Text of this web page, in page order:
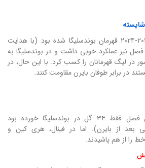
اشتوتگارت که در فصل ۲۰۲۵-۲۰۲۴ قهرمان بوندسلیگا شده بود (با هدایت
نیز عملکرد خوبی داشت و در بوندسلیگا به
در لیگ قهرمانان را کسب کرد. با این حال، در
در برابر طوفان بایرن مقاومت کنند.
اشتوتگارت در طول فصل فقط ۳۴ گل در بوندسلیگا خورده بود
بعد از بایرن). اما در فینال، هری کین و
را از هم پاشیدند.